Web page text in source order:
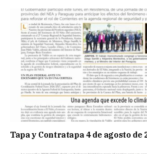
Tapa y Contratapa 4 de agosto de